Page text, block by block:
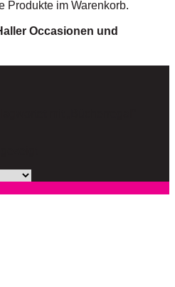
Produkte im Warenkorb.
Occasionen und